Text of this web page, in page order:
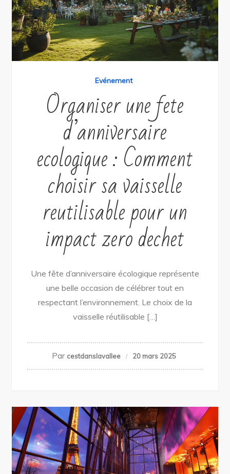
Evénement
Organiser une fete
d’anniversaire
ecologique : Comment
choisir sa vaisselle
reutilisable pour un
impact zero dechet
Une fête d’anniversaire écologique représente
une belle occasion de célébrer tout en
respectant l’environnement. Le choix de la
vaisselle réutilisable […]
Par cestdanslavallee 20 mars 2025